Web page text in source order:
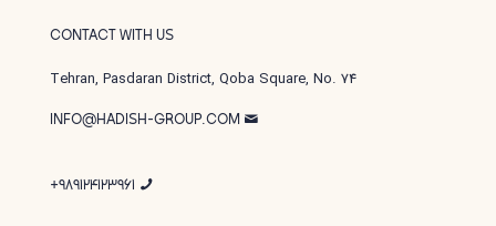
CONTACT WITH US
Tehran, Pasdaran District, Qoba Square, No. 74